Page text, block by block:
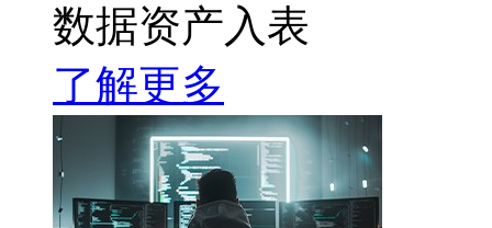
数据资产入表
了解更多